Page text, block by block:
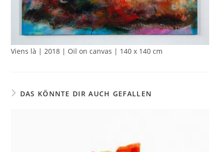
Viens là | 2018 | Oil on canvas | 140 x 140 cm
DAS KÖNNTE DIR AUCH GEFALLEN